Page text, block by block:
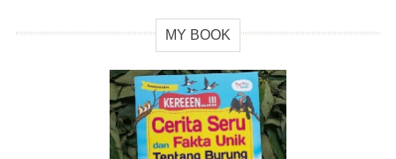
MY BOOK